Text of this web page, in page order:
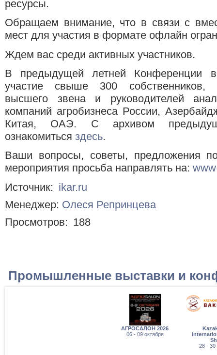
ресурсы.
Обращаем внимание, что в связи с
мест для участия в формате офлайн
Ждем вас среди активных участников.
В предыдущей летней Конференции
участие свыше 300 собственников,
высшего звена и руководителей
компаний агробизнеса России,
Китая, ОАЭ. С архивом
ознакомиться здесь.
Ваши вопросы, советы, предложения
мероприятия просьба направлять на:
Источник: ikar.ru
Менеджер: Олеся Репринцева
Просмотров: 188
Промышленные выставки и
АГРОСАЛОН 2026
06 - 09 октября
28 - 30